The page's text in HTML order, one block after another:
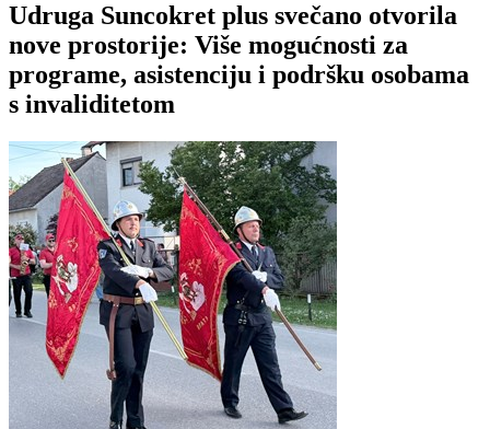
Udruga Suncokret plus svečano otvorila
nove prostorije: Više mogućnosti za
programe, asistenciju i podršku osobama
s invaliditetom